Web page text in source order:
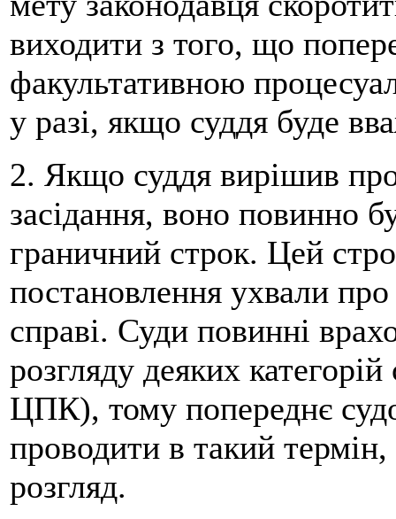
виходити з того, що
факультативною
у разі, якщо суддя буде
2. Якщо суддя вирішив
засідання, воно повинно
граничний строк. Цей
постановлення ухвали
справі. Суди повинні
розгляду деяких
ЦПК), тому попереднє
проводити в такий
розгляд.